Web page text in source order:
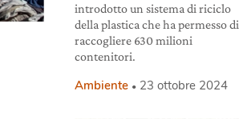
introdotto un sistema di riciclo
della plastica che ha permesso di
raccogliere 630 milioni
contenitori.
Ambiente 23 ottobre 2024